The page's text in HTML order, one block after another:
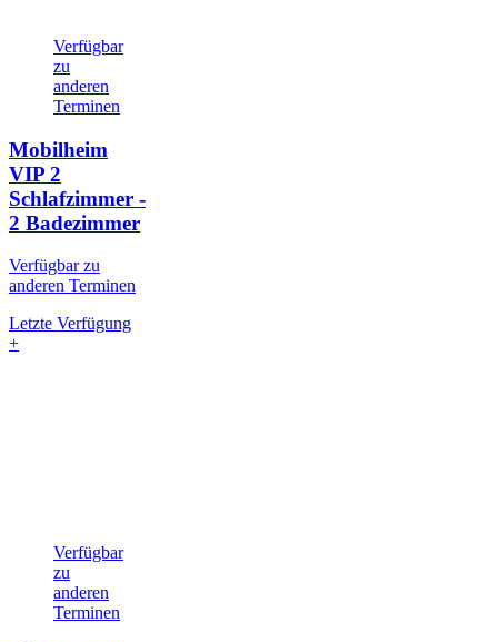
Verfügbar
zu
anderen
Terminen
Mobilheim
VIP 2
Schlafzimmer -
2 Badezimmer
Verfügbar zu
anderen Terminen
Letzte Verfügung
+
Verfügbar
zu
anderen
Terminen